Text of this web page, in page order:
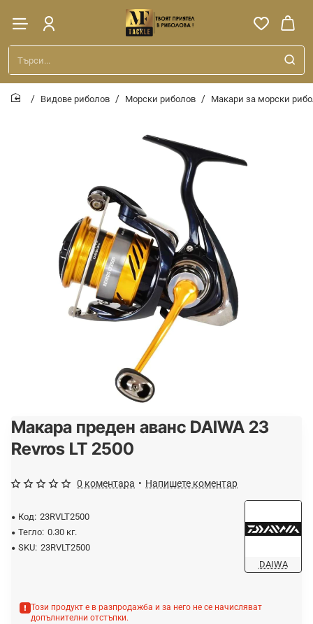
Търси...
Видове риболов Морски риболов Макари за морски
-25% ОЧАКВАЙТЕ
Макара преден аванс DAIWA 23
Revros LT 2500
Код: 23RVLT2500
Тегло: 0.30 кг.
SKU: 23RVLT2500
DAIWA
0 коментара • Напишете коментар
Този продукт е в разпродажба и за него не се начисляват
допълнителни отстъпки.